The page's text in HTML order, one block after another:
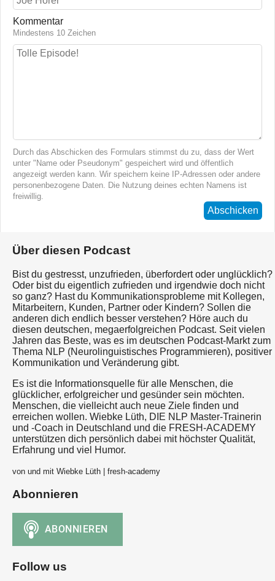
Kommentar
Mindestens 10 Zeichen
Durch das Abschicken des Formulars stimmst du zu, dass der Wert
unter "Name oder Pseudonym" gespeichert wird und öffentlich
angezeigt werden kann. Wir speichern keine IP-Adressen oder andere
personenbezogene Daten. Die Nutzung deines echten Namens ist
freiwillig.
Abschicken
Über diesen Podcast
Bist du gestresst, unzufrieden, überfordert oder unglücklich?
Oder bist du eigentlich zufrieden und irgendwie doch nicht
so ganz? Hast du Kommunikationsprobleme mit Kollegen,
Mitarbeitern, Kunden, Partner oder Kindern? Sollen die
anderen dich endlich besser verstehen? Höre auch du
diesen deutschen, megaerfolgreichen Podcast. Seit vielen
Jahren das Beste, was es im deutschen Podcast-Markt zum
Thema NLP (Neurolinguistisches Programmieren), positiver
Kommunikation und Veränderung gibt.
Es ist die Informationsquelle für alle Menschen, die
glücklicher, erfolgreicher und gesünder sein möchten.
Menschen, die vielleicht auch neue Ziele finden und
erreichen wollen. Wiebke Lüth, DIE NLP Master-Trainerin
und -Coach in Deutschland und die FRESH-ACADEMY
unterstützen dich persönlich dabei mit höchster Qualität,
Erfahrung und viel Humor.
von und mit Wiebke Lüth | fresh-academy
Abonnieren
Follow us